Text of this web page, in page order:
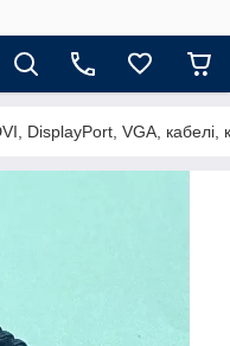
DisplayPort, VGA, кабелі,